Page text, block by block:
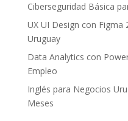
Ciberseguridad Básica
UX UI Design con Figma
Uruguay
Data Analytics con
Empleo
Inglés para Negocios
Meses